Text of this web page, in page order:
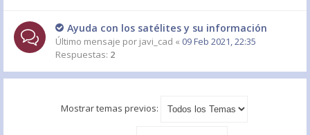
Ayuda con los satélites y su información
Último mensaje por javi_cad « 09 Feb 2021, 22:35
Respuestas: 2
Mostrar temas previos: